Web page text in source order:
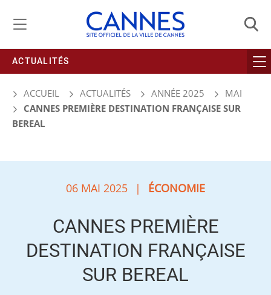
ACTUALITÉS
ACCUEIL ACTUALITÉS ANNÉE 2025
MAI
CANNES PREMIÈRE DESTINATION FRANÇAISE SUR
BEREAL
06 MAI 2025 | ÉCONOMIE
CANNES PREMIÈRE
DESTINATION FRANÇAISE
SUR BEREAL